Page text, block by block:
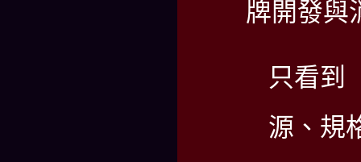
牌開發與
只看到
源、規